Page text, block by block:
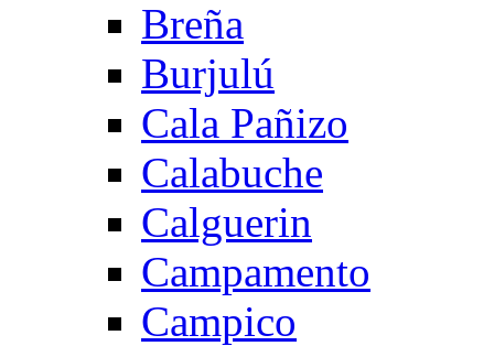
Breña
Burjulú
Cala Pañizo
Calabuche
Calguerin
Campamento
Campico